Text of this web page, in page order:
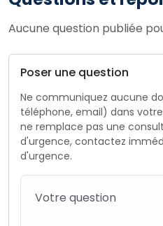
Aucune question publiée
Poser une question
Ne communiquez aucune
téléphone, email) dans
ne remplace pas une
d'urgence, contactez
d'urgence.